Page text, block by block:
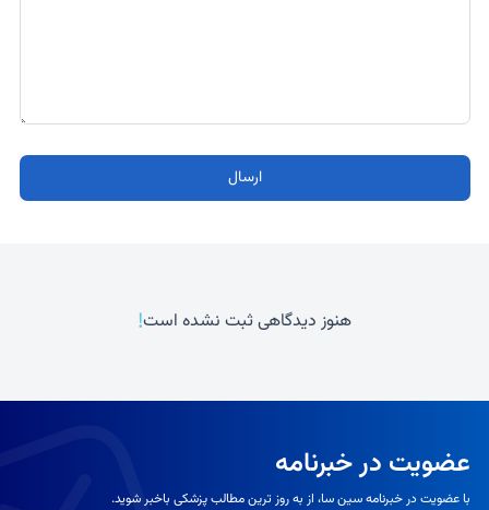
ارسال
هنوز دیدگاهی ثبت نشده است!
عضویت در خبرنامه
با عضویت در خبرنامه سین سا، از به روز ترین مطالب پزشکی باخبر شوید.